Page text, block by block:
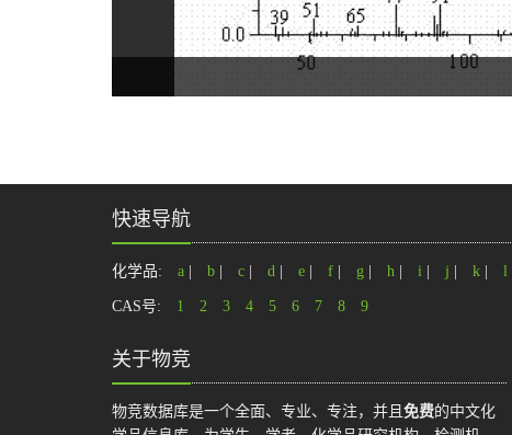
快速导航
化学品: a | b | c | d | e | f | g | h | i | j | k | l
CAS号: 1 2 3 4 5 6 7 8 9
关于物竞
物竞数据库是一个全面、专业、专注，并且 免费的中文化